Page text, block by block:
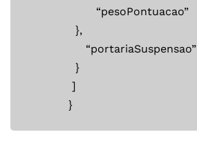
“pesoPontuacao”
},
“portariaSuspensao”
}
]
}